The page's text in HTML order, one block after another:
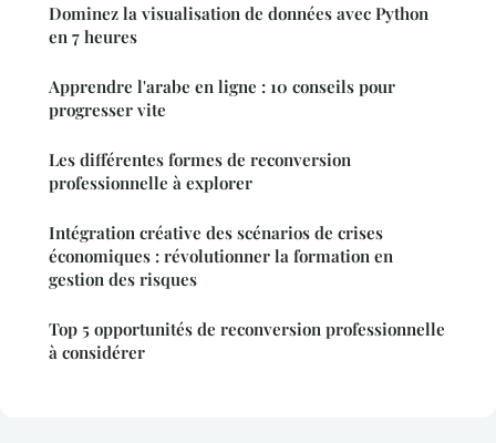
Dominez la visualisation de données avec Python
en 7 heures
Apprendre l'arabe en ligne : 10 conseils pour
progresser vite
Les différentes formes de reconversion
professionnelle à explorer
Intégration créative des scénarios de crises
économiques : révolutionner la formation en
gestion des risques
Top 5 opportunités de reconversion professionnelle
à considérer